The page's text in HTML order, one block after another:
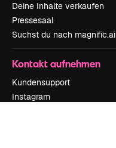
Deine Inhalte verkaufen
Pressesaal
Suchst du nach magnific.ai
Kontakt aufnehmen
Kundensupport
Instagram